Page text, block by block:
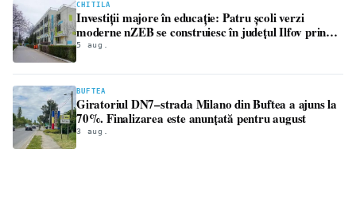
CHITILA
Investiții majore în educație: Patru școli verzi
moderne nZEB se construiesc în județul Ilfov prin
PNRR
5 aug.
BUFTEA
Giratoriul DN7–strada Milano din Buftea a ajuns la
70%. Finalizarea este anunțată pentru august
3 aug.